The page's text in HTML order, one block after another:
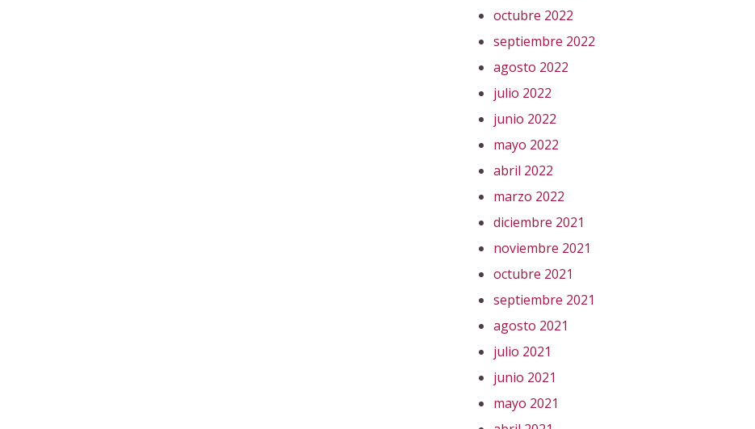
octubre 2022
septiembre 2022
agosto 2022
julio 2022
junio 2022
mayo 2022
abril 2022
marzo 2022
diciembre 2021
noviembre 2021
octubre 2021
septiembre 2021
agosto 2021
julio 2021
junio 2021
mayo 2021